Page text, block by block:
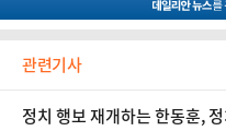
관련기사
정치 행보 재개하는 한동훈,